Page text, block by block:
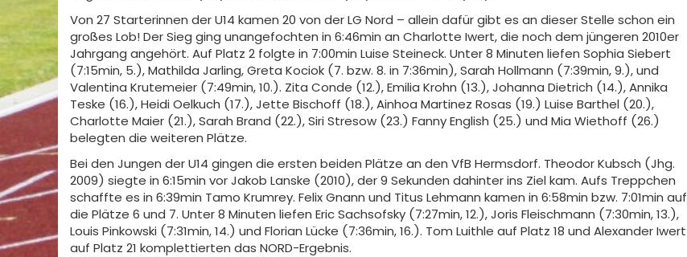
Von 27 Starterinnen der U14 kamen 20 von der LG Nord – allein dafür gibt es an dieser Stelle schon ein
großes Lob! Der Sieg ging unangefochten in 6:46min an Charlotte Iwert, die noch dem jüngeren 2010er
Jahrgang angehört. Auf Platz 2 folgte in 7:00min Luise Steineck. Unter 8 Minuten liefen Sophia Siebert
(7:15min, 5.), Mathilda Jarling, Greta Kociok (7. bzw. 8. in 7:36min), Sarah Hollmann (7:39min, 9.), und
Valentina Krutemeier (7:49min, 10.). Zita Conde (12.), Emilia Krohn (13.), Johanna Dietrich (14.), Annika
Teske (16.), Heidi Oelkuch (17.), Jette Bischoff (18.), Ainhoa Martinez Rosas (19.) Luise Barthel (20.),
Charlotte Maier (21.), Sarah Brand (22.), Siri Stresow (23.) Fanny English (25.) und Mia Wiethoff (26.)
belegten die weiteren Plätze.
Bei den Jungen der U14 gingen die ersten beiden Plätze an den VfB Hermsdorf. Theodor Kubsch (Jhg.
2009) siegte in 6:15min vor Jakob Lanske (2010), der 9 Sekunden dahinter ins Ziel kam. Aufs Treppchen
schaffte es in 6:39min Tamo Krumrey. Felix Gnann und Titus Lehmann kamen in 6:58min bzw. 7:01min auf
die Plätze 6 und 7. Unter 8 Minuten liefen Eric Sachsofsky (7:27min, 12.), Joris Fleischmann (7:30min, 13.),
Louis Pinkowski (7:31min, 14.) und Florian Lücke (7:36min, 16.). Tom Luithle auf Platz 18 und Alexander Iwert
auf Platz 21 komplettierten das NORD-Ergebnis.